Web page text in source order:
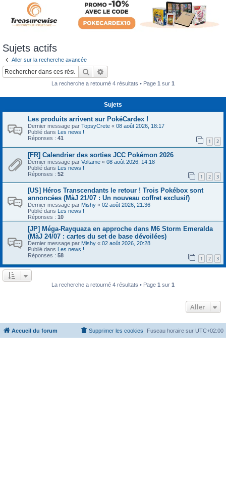
Sujets actifs
Aller sur la recherche avancée
Rechercher
La recherche a retourné 4 résultats • Page 1 sur 1
Sujets
Les produits arrivent sur PokéCardex !
Dernier message par TopsyCrete « 08 août 2026, 18:17
Publié dans Les news !
Réponses : 41 1 2
[FR] Calendrier des sorties JCC Pokémon 2026
Dernier message par Voltame « 08 août 2026, 14:18
Publié dans Les news !
Réponses : 52 1 2 3
[US] Héros Transcendants le retour ! Trois Pokébox sont
annoncées (MàJ 21/07 : Un nouveau coffret exclusif)
Dernier message par Mishy « 02 août 2026, 21:36
Publié dans Les news !
Réponses : 10
[JP] Méga-Rayquaza en approche dans M6 Storm Emeralda
(MàJ 24/07 : cartes du set de base dévoilées)
Dernier message par Mishy « 02 août 2026, 20:28
Publié dans Les news !
Réponses : 58 1 2 3
La recherche a retourné 4 résultats • Page 1 sur 1
Aller
Accueil du forum Fuseau horaire sur UTC+02:00
Supprimer les cookies